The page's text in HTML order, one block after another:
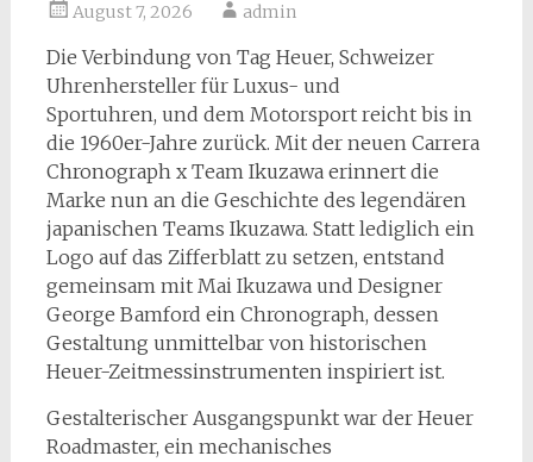
August 7, 2026 admin
Die Verbindung von Tag Heuer, Schweizer
Uhrenhersteller für Luxus- und
Sportuhren, und dem Motorsport reicht bis in
die 1960er-Jahre zurück. Mit der neuen Carrera
Chronograph x Team Ikuzawa erinnert die
Marke nun an die Geschichte des legendären
japanischen Teams Ikuzawa. Statt lediglich ein
Logo auf das Zifferblatt zu setzen, entstand
gemeinsam mit Mai Ikuzawa und Designer
George Bamford ein Chronograph, dessen
Gestaltung unmittelbar von historischen
Heuer-Zeitmessinstrumenten inspiriert ist.
Gestalterischer Ausgangspunkt war der Heuer
Roadmaster, ein mechanisches